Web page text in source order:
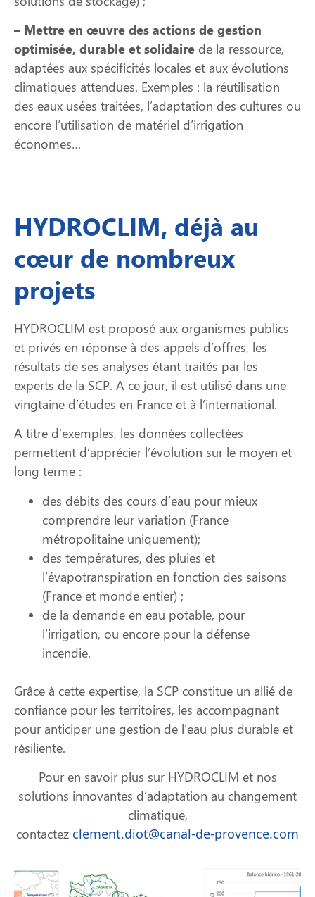
– Mettre en œuvre des actions de gestion
optimisée, durable et solidaire de la ressource,
adaptées aux spécificités locales et aux évolutions
climatiques attendues. Exemples : la réutilisation
des eaux usées traitées, l’adaptation des cultures ou
encore l’utilisation de matériel d’irrigation
économes…
HYDROCLIM, déjà au
cœur de nombreux
projets
HYDROCLIM est proposé aux organismes publics
et privés en réponse à des appels d’offres, les
résultats de ses analyses étant traités par les
experts de la SCP. A ce jour, il est utilisé dans une
vingtaine d’études en France et à l’international.
A titre d’exemples, les données collectées
permettent d’apprécier l’évolution sur le moyen et
long terme :
des débits des cours d’eau pour mieux
comprendre leur variation (France
métropolitaine uniquement);
des températures, des pluies et
l’évapotranspiration en fonction des saisons
(France et monde entier) ;
de la demande en eau potable, pour
l’irrigation, ou encore pour la défense
incendie.
Grâce à cette expertise, la SCP constitue un allié de
confiance pour les territoires, les accompagnant
pour anticiper une gestion de l’eau plus durable et
résiliente.
Pour en savoir plus sur HYDROCLIM et nos
solutions innovantes d’adaptation au changement
climatique,
contactez clement.diot@canal-de-provence.com